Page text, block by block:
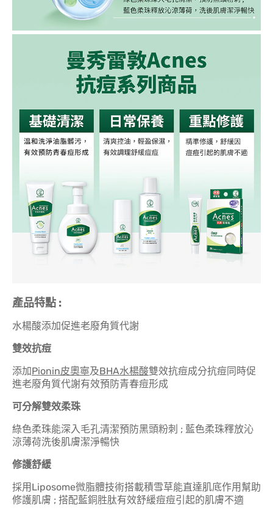
產品特點 :
水楊酸添加促進老廢角質代謝
雙效抗痘
添加Pionin皮奧寧及BHA水楊酸雙效抗痘成分抗痘同時促
進老廢角質代謝有效預防青春痘形成
可分解雙效柔珠
綠色柔珠能深入毛孔清潔預防黑頭粉刺 ; 藍色柔珠釋放沁
涼薄荷洗後肌膚潔淨暢快
修護舒緩
採用Liposome微脂體技術搭載積雪草能直達肌底作用幫助
修護肌膚 ; 搭配藍銅胜肽有效舒緩痘痘引起的肌膚不適